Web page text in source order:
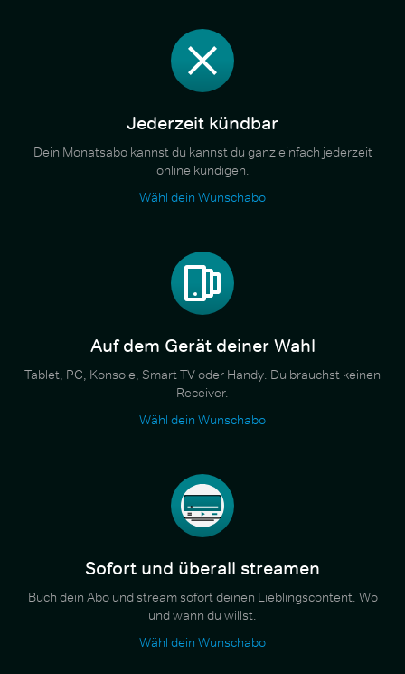
Jederzeit kündbar
Dein Monatsabo kannst du kannst du ganz einfach jederzeit
online kündigen.
Wähl dein Wunschabo
Auf dem Gerät deiner Wahl
Tablet, PC, Konsole, Smart TV oder Handy. Du brauchst keinen
Receiver.
Wähl dein Wunschabo
Sofort und überall streamen
Buch dein Abo und stream sofort deinen Lieblingscontent. Wo
und wann du willst.
Wähl dein Wunschabo